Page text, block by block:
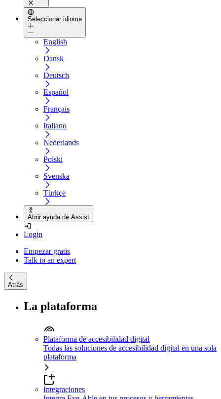
Seleccionar idioma
English
Dansk
Deutsch
Español
Français
Italiano
Nederlands
Polski
Svenska
Türkçe
Abrir ayuda de Assist
Login
Empezar gratis
Talk to an expert
Atrás
La plataforma
Plataforma de accesibilidad digital
Todas las soluciones de accesibilidad digital en una sola
plataforma
Integraciones